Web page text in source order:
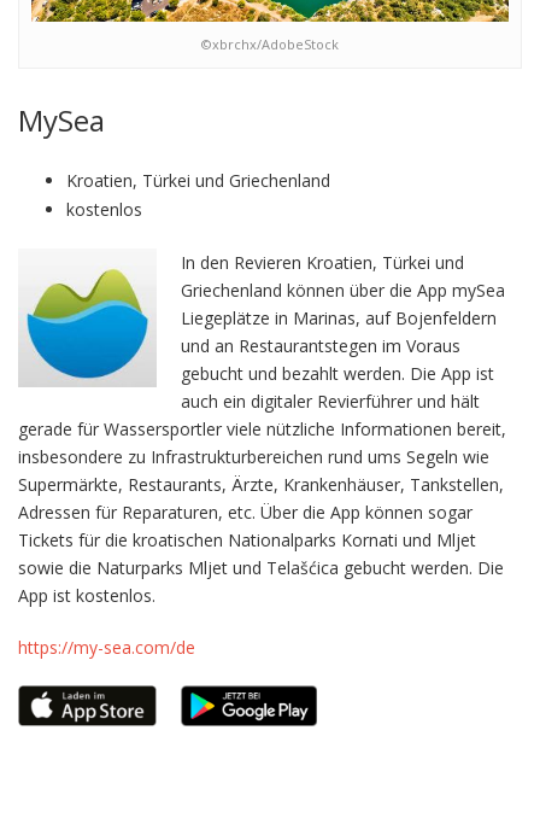
©xbrchx/AdobeStock
MySea
Kroatien, Türkei und Griechenland
kostenlos
In den Revieren Kroatien, Türkei und
Griechenland können über die App mySea
Liegeplätze in Marinas, auf Bojenfeldern
und an Restaurantstegen im Voraus
gebucht und bezahlt werden. Die App ist
auch ein digitaler Revierführer und hält
gerade für Wassersportler viele nützliche Informationen bereit,
insbesondere zu Infrastrukturbereichen rund ums Segeln wie
Supermärkte, Restaurants, Ärzte, Krankenhäuser, Tankstellen,
Adressen für Reparaturen, etc. Über die App können sogar
Tickets für die kroatischen Nationalparks Kornati und Mljet
sowie die Naturparks Mljet und Telašćica gebucht werden. Die
App ist kostenlos.
https://my-sea.com/de